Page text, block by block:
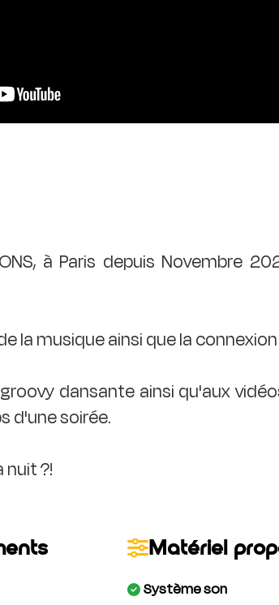
à Paris depuis Novembre
la musique ainsi que la
dansante ainsi qu'aux
d'une soirée.
Matériel
Système son